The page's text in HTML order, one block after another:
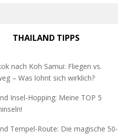
THAILAND TIPPS
nach Koh Samui: Fliegen vs.
– Was lohnt sich wirklich?
Insel-Hopping: Meine TOP 5
Tempel-Route: Die magische 50-